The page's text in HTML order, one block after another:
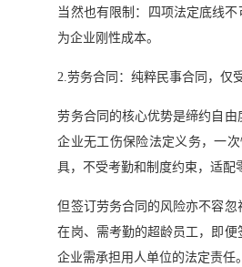
当然也有限制：四项法定底线
为企业刚性成本。
2.劳务合同：纯粹民事合同，仅
劳务合同的核心优势是缔约自
企业无工伤保险法定义务，一
具，不受考勤和制度约束，适
但签订劳务合同的风险亦不容
在岗、需考勤的超龄员工，即
企业需承担用人单位的法定责任。